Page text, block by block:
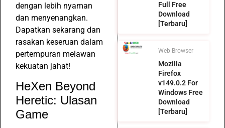
dengan lebih nyaman
dan menyenangkan.
Dapatkan sekarang dan
rasakan keseruan dalam
pertempuran melawan
kekuatan jahat!
HeXen Beyond
Heretic: Ulasan
Game
Full Free
Download
[Terbaru]
Web Browser
Mozilla
Firefox
v149.0.2 For
Windows Free
Download
[Terbaru]